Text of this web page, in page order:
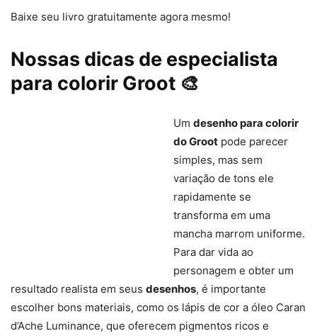
Baixe seu livro gratuitamente agora mesmo!
Nossas dicas de especialista
para colorir Groot 🎨
Um desenho para colorir
do Groot pode parecer
simples, mas sem
variação de tons ele
rapidamente se
transforma em uma
mancha marrom uniforme.
Para dar vida ao
personagem e obter um
resultado realista em seus desenhos, é importante
escolher bons materiais, como os lápis de cor a óleo Caran
d’Ache Luminance, que oferecem pigmentos ricos e